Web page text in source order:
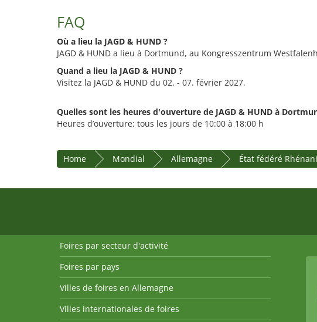
FAQ
Où a lieu la JAGD & HUND ?
JAGD & HUND a lieu à Dortmund, au Kongresszentrum
Quand a lieu la JAGD & HUND ?
Visitez la JAGD & HUND du 02. - 07. février 2027.
Quelles sont les heures d'ouverture de JAGD & HUND à
Heures d’ouverture: tous les jours de 10:00 à 18:00 h
Home Mondial Allemagne État fédéré
Foires par secteur d'activité
Foires par pays
Villes de foires en Allemagne
Villes internationales de foires